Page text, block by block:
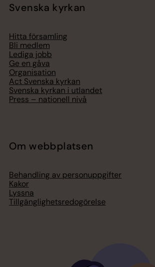
Svenska kyrkan
Hitta församling
Bli medlem
Lediga jobb
Ge en gåva
Organisation
Act Svenska kyrkan
Svenska kyrkan i utlandet
Press – nationell nivå
Om webbplatsen
Behandling av personuppgifter
Kakor
Lyssna
Tillgänglighetsredogörelse